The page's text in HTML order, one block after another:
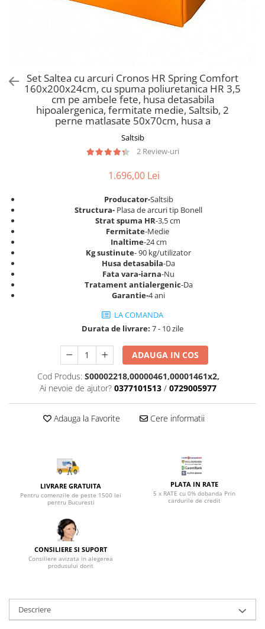
Saltele Pocket
Saltele Memory Pocket
Saltele cu plasa arcuri
Saltele cu spuma
Saltele cu spuma
Saltele cu spuma poliuretanica
Saltele 160x200
Saltele 180x200
Top saltele
Top saltele 5 cm
Top saltele 10 cm
Top saltele memory 5 cm
Top saltele MemoHR 6.5 cm
Saltele cu plasa de arcuri
Saltele cu spuma
Scaune pentru living
Seturi comode living si vitrine
Mobila living
Set mese plus scaune
Etajere Birou
Dulap birou
Birouri
Scaune pentru birou
Scaune pentru vizitatori
Scaune manager
Scaune pentru bucatarie
Seturi mese si scaune bucatarie
Mobilier hol
Mobila hol
Suporturi si rafturi pantofi
Portmantouri
Stender haine
Suport pentru umerase
Etajere
Mobilier gradinita
Mese gradinita
Scaune gradinita
Mobila camera copii
Scaune birou copii
Scaune resigilate
Scaune gradinita
Scaune conferinta
Scaune terasa si outdoor
Set Saltea cu arcuri Cronos HR Spring Comfort
160x200x24cm, cu spuma poliuretanica HR 3,5
cm pe ambele fete, husa detasabila
hipoalergenica, fermitate medie, Saltsib, 2
perne matlasate 50x70cm, husa a
Saltsib
2 Review-uri
1.696,00 Lei
Producator-Saltsib
Structura- Plasa de arcuri tip Bonell
Strat spuma HR-3,5 cm
Fermitate-Medie
Inaltime-24 cm
Kg sustinute- 90 kg/utilizator
Husa detasabila-Da
Fata vara-iarna-Nu
Tratament antialergenic-Da
Garantie-4 ani
LA COMANDA
Durata de livrare: 7 - 10 zile
ADAUGA IN COS
Cod Produs: S00002218,00000461,00001461x2,
Ai nevoie de ajutor? 0377101513 / 0729005977
Adauga la Favorite Cere informatii
LIVRARE GRATUITA
Pentru comenzile de peste 1500 lei
pentru Bucuresti
PLATA IN RATE
5 x RATE cu 0% dobanda Prin
cardurile de credit
CONSILIERE SI SUPORT
Consiliere avizata in alegerea
produsului dorit
Descriere